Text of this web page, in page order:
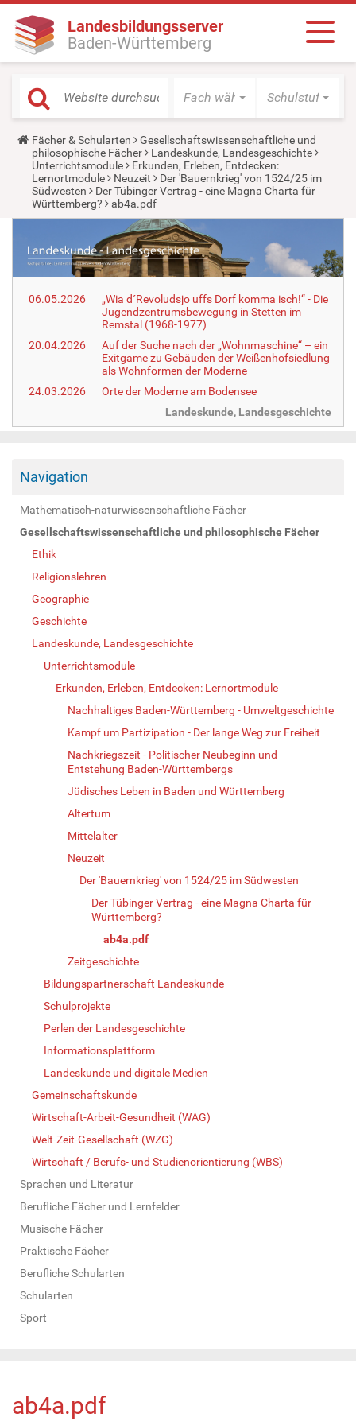
Landesbildungsserver
Baden-Württemberg
Fach wählen Schulstufe
Y
o
u
a
r
e
h
e
:
Fächer & Schularten
Gesellschaftswissenschaftliche und
philosophische Fächer
Landeskunde, Landesgeschichte
Unterrichtsmodule
Erkunden, Erleben, Entdecken:
Lernortmodule
Neuzeit
Der 'Bauernkrieg' von 1524/25 im
Südwesten
Der Tübinger Vertrag - eine Magna Charta für
Württemberg?
ab4a.pdf
06.05.2026
„Wia d´Revoludsjo uffs Dorf komma isch!“ - Die
Jugendzentrumsbewegung in Stetten im
Remstal (1968-1977)
20.04.2026
Auf der Suche nach der „Wohnmaschine“ – ein
Exitgame zu Gebäuden der Weißenhofsiedlung
als Wohnformen der Moderne
24.03.2026
Orte der Moderne am Bodensee
Landeskunde, Landesgeschichte
Navigation
Mathematisch-naturwissenschaftliche Fächer
Gesellschaftswissenschaftliche und philosophische Fächer
Ethik
Religionslehren
Geographie
Geschichte
Landeskunde, Landesgeschichte
Unterrichtsmodule
Erkunden, Erleben, Entdecken: Lernortmodule
Nachhaltiges Baden-Württemberg - Umweltgeschichte
Kampf um Partizipation - Der lange Weg zur Freiheit
Nachkriegszeit - Politischer Neubeginn und
Entstehung Baden-Württembergs
Jüdisches Leben in Baden und Württemberg
Altertum
Mittelalter
Neuzeit
Der 'Bauernkrieg' von 1524/25 im Südwesten
Der Tübinger Vertrag - eine Magna Charta für
Württemberg?
ab4a.pdf
Zeitgeschichte
Bildungspartnerschaft Landeskunde
Schulprojekte
Perlen der Landesgeschichte
Informationsplattform
Landeskunde und digitale Medien
Gemeinschaftskunde
Wirtschaft-Arbeit-Gesundheit (WAG)
Welt-Zeit-Gesellschaft (WZG)
Wirtschaft / Berufs- und Studienorientierung (WBS)
Sprachen und Literatur
Berufliche Fächer und Lernfelder
Musische Fächer
Praktische Fächer
Berufliche Schularten
Schularten
Sport
ab4a.pdf